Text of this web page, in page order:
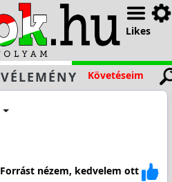
Likes
VÉLEMÉNY Követéseim
Forrást nézem, kedvelem ott